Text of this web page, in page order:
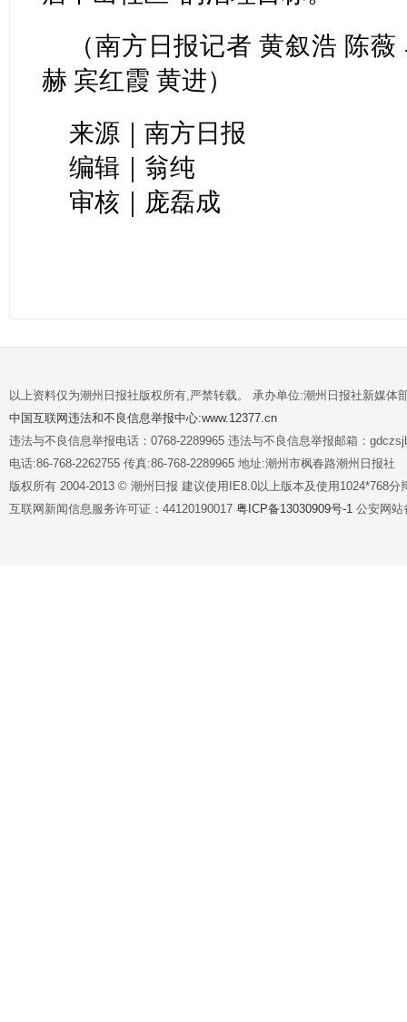
（南方日报记者 黄叙浩 陈
赫 宾红霞 黄进）
来源｜南方日报
编辑｜翁纯
审核｜庞磊成
以上资料仅为潮州日报社版权所有,严禁转载。 承办单位:潮州日报社新媒体
中国互联网违法和不良信息举报中心:www.12377.cn
违法与不良信息举报电话：0768-2289965 违法与不良信息举报邮箱：
电话:86-768-2262755 传真:86-768-2289965 地址:潮州市枫春路潮州日报社
版权所有 2004-2013 © 潮州日报 建议使用IE8.0以上版本及使用1024*768分
互联网新闻信息服务许可证：44120190017 粤ICP备13030909号-1 公安网站